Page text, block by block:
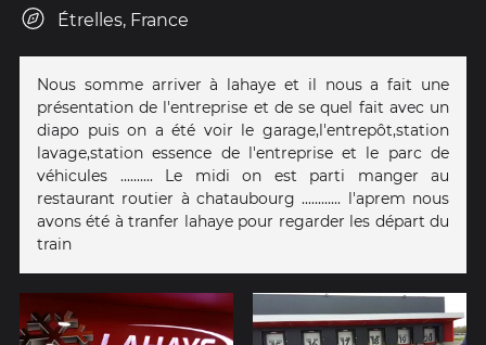
Étrelles, France
Nous somme arriver à lahaye et il nous a fait une
présentation de l'entreprise et de se quel fait avec un
diapo puis on a été voir le garage,l'entrepôt,station
lavage,station essence de l'entreprise et le parc de
véhicules .......... Le midi on est parti manger au
restaurant routier à chataubourg ............ l'aprem nous
avons été à tranfer lahaye pour regarder les départ du
train